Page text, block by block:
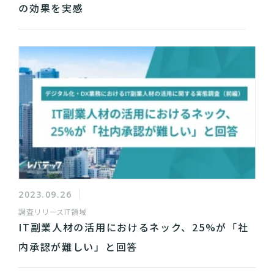
の効果を実感
2023.09.26
調査リリース IT領域
IT副業人材の活用におけるネック、25%が「社
内承認が難しい」と回答